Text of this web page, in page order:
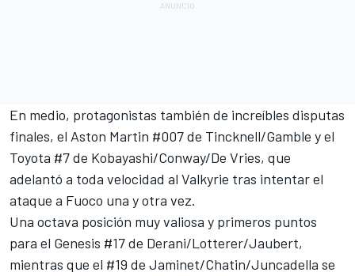
En medio, protagonistas también de increíbles disputas
finales, el Aston Martin #007 de Tincknell/Gamble y el
Toyota #7 de Kobayashi/Conway/De Vries, que
adelantó a toda velocidad al Valkyrie tras intentar el
ataque a Fuoco una y otra vez.
Una octava posición muy valiosa y primeros puntos
para el Genesis #17 de Derani/Lotterer/Jaubert,
mientras que el #19 de Jaminet/Chatin/Juncadella se